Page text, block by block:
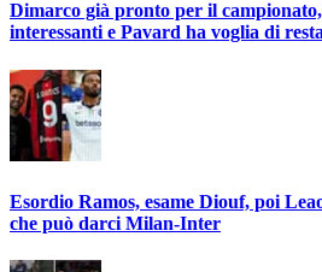
Dimarco già pronto per il
interessanti e Pavard ha voglia di
Esordio Ramos, esame Diouf, poi
che può darci Milan-Inter